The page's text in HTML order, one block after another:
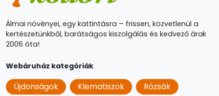
Álmai növényei, egy kattintásra – frissen, közvetlenül a
kertészetünkből, barátságos kiszolgálás és kedvező árak
2006 óta!
Webáruház kategóriák
Újdonságok Klematiszok
Rózsák